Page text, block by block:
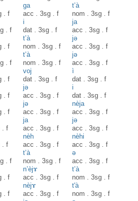
.f
ga
acc .3sg .f
t’à
nom .3sg .f
.f
i
dat .3sg .f
ja
acc .3sg .f
.f
t’à
nom .3sg .f
jə
acc .3sg .f
.f
t’à
nom .3sg .f
jə
acc .3sg .f
.f
voj
dat .3sg .f
ì
dat .3sg .f
.f
jə
acc .3sg .f
i
dat .3sg .f
.f
jə
acc .3sg .f
nèja
acc .3sg .f
.f
ja
acc .3sg .f
jə
acc .3sg .f
.f
nèh
acc .3sg .f
nèhi
acc .3sg .f
.f
t’à
nom .3sg .f
ə
acc .3sg .f
.f
n’èjɤ
acc .3sg .f
t’à
nom .3sg .f
.f
nèjɤ
acc .3sg .f
t'à
nom .3sg .f